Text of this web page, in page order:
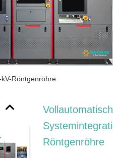
Röntgenröhre
Röntgenröhre